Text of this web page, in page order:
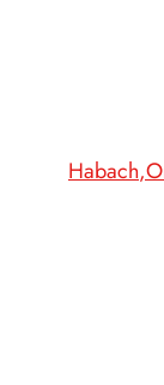
Habach